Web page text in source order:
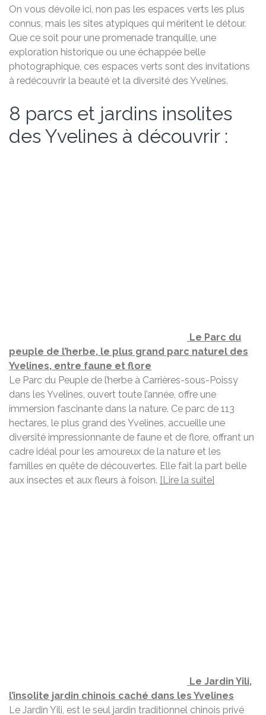
On vous dévoile ici, non pas les espaces verts les plus
connus, mais les sites atypiques qui méritent le détour.
Que ce soit pour une promenade tranquille, une
exploration historique ou une échappée belle
photographique, ces espaces verts sont des invitations
à redécouvrir la beauté et la diversité des Yvelines.
8 parcs et jardins insolites
des Yvelines à découvrir :
Le Parc du
peuple de l’herbe, le plus grand parc naturel des
Yvelines, entre faune et flore
Le Parc du Peuple de l’herbe à Carrières-sous-Poissy
dans les Yvelines, ouvert toute l’année, offre une
immersion fascinante dans la nature. Ce parc de 113
hectares, le plus grand des Yvelines, accueille une
diversité impressionnante de faune et de flore, offrant un
cadre idéal pour les amoureux de la nature et les
familles en quête de découvertes. Elle fait la part belle
aux insectes et aux fleurs à foison. [Lire la suite]
Le Jardin Yili,
l’insolite jardin chinois caché dans les Yvelines
Le Jardin Yili, est le seul jardin traditionnel chinois privé